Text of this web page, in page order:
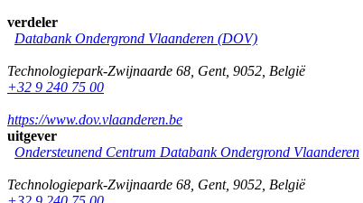
verdeler
Databank Ondergrond Vlaanderen (DOV)
Technologiepark-Zwijnaarde 68 Gent, 9052 België
+32 9 240 75 00
https://www.dov.vlaanderen.be
uitgever
Ondersteunend Centrum Databank Ondergrond Vlaanderen
Technologiepark-Zwijnaarde 68 Gent, 9052 België